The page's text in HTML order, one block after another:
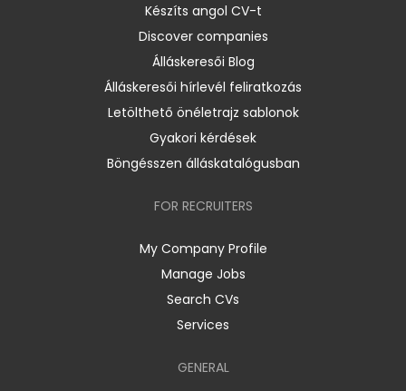
Készíts angol CV-t
Discover companies
Álláskeresői Blog
Álláskeresői hírlevél feliratkozás
Letölthető önéletrajz sablonok
Gyakori kérdések
Böngésszen álláskatalógusban
FOR RECRUITERS
My Company Profile
Manage Jobs
Search CVs
Services
GENERAL